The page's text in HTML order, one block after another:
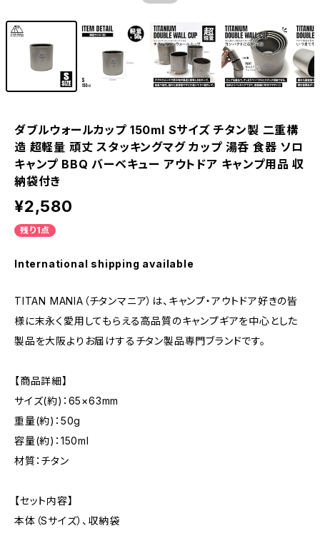
ダブルウォールカップ 150ml Sサイズ チタン製 二重構
造 超軽量 頑丈 スタッキングマグ カップ 湯呑 食器 ソロ
キャンプ BBQ バーベキュー アウトドア キャンプ用品 収
納袋付き
¥2,580
残り1点
International shipping available
TITAN MANIA（チタンマニア）は、キャンプ・アウトドア好きの皆
様に末永く愛用してもらえる高品質のキャンプギアを中心とした
製品を大阪よりお届けするチタン製品専門ブランドです。
【商品詳細】
サイズ(約)：65×63mm
重量(約)：50g
容量(約)：150ml
材質：チタン
【セット内容】
本体（Sサイズ）、収納袋